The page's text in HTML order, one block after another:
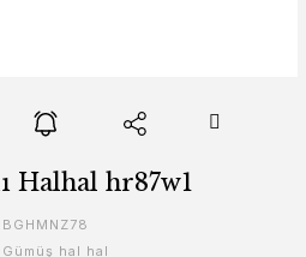
Halhal hr87w1
BGHMNZ78
Gümüş hal hal